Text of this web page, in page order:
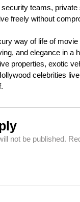
teams,
freely without
way of life of
and elegance in a
properties, exotic
celebrities
not be published.